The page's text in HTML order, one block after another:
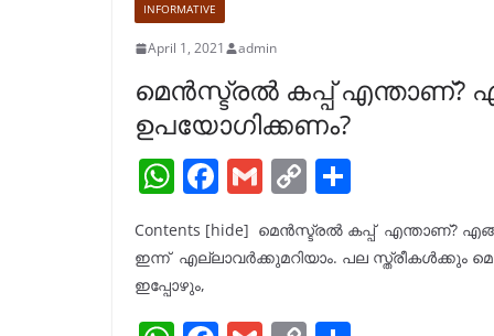
INFORMATIVE
April 1, 2021 admin
മെൻസ്ട്രൽ കപ്പ്‌ എന്താണ്?
ഉപയോഗിക്കണം?
W
at
s
A
F
a
c
b
G
m
ai
C
o
p
Li
ar
Contents [hide] മെൻസ്ട്രൽ കപ്പ്‌ എന്താണ്?
ഇന്ന് എല്ലാവർക്കുമറിയാം. പല സ്ത്രീകള്‍ക്കും
ഇപ്പോഴും,